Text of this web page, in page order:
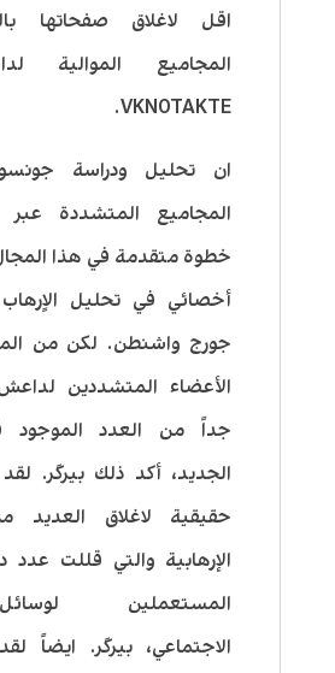
اقل لاغلاق صفحاتها
المجاميع الموالية
VKNOTAKTE.
ان تحليل ودراسة
المجاميع المتشددة عبر
أخصائي في تحليل
جورج واشنطن. لكن من
الأعضاء المتشددين
جداً من العدد الموجود
الجديد، أكد ذلك بيرگر.
حقيقية لاغلاق العديد
الإرهابية والتي قللت
المستعملين
الاجتماعي، بيرگر. ايضاً